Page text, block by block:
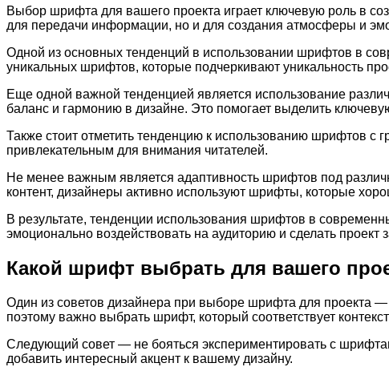
Выбор шрифта для вашего проекта играет ключевую роль в
для передачи информации, но и для создания атмосферы и
Одной из основных тенденций в использовании шрифтов в
уникальных шрифтов, которые подчеркивают уникальность
Еще одной важной тенденцией является использование
баланс и гармонию в дизайне. Это помогает выделить
Также стоит отметить тенденцию к использованию шрифтов с
привлекательным для внимания читателей.
Не менее важным является адаптивность шрифтов под
контент, дизайнеры активно используют шрифты, которые
В результате, тенденции использования шрифтов в
эмоционально воздействовать на аудиторию и сделать
Какой шрифт выбрать для вашего
Один из советов дизайнера при выборе шрифта для проекта
поэтому важно выбрать шрифт, который соответствует
Следующий совет — не бояться экспериментировать с
добавить интересный акцент к вашему дизайну.